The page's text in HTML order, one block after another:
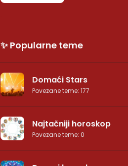
✨ Popularne teme
Domaći Stars
Povezane teme: 177
Najtačniji horoskop
Povezane teme: 0